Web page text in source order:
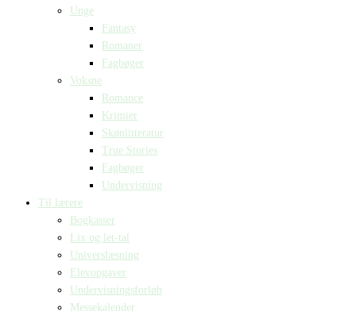
Unge
Fantasy
Romaner
Fagbøger
Voksne
Romance
Krimier
Skønlitteratur
True Stories
Fagbøger
Undervisning
Til lærere
Bogkasser
Lix og let-tal
Universlæsning
Elevopgaver
Undervisningsforløb
Messekalender